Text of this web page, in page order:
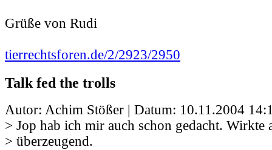
Grüße von Rudi
tierrechtsforen.de/2/2923/2950
Talk fed the trolls
Autor: Achim Stößer | Datum: 10.11.2004
> Jop hab ich mir auch schon gedacht. Wirkte
> überzeugend.